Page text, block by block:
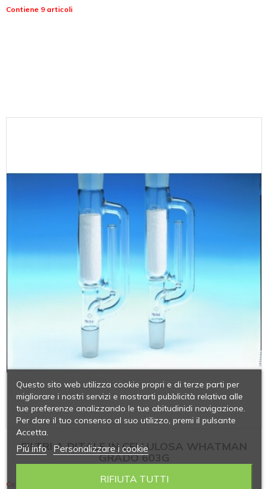
Contiene 9 articoli
FILTRI A DITALE IN CELLULOSA WHATMAN
GRADO 603G
Contiene 12 articoli
Questo sito web utilizza cookie propri e di terze parti per
migliorare i nostri servizi e mostrarti pubblicità relativa alle
tue preferenze analizzando le tue abitudinidi navigazione.
Per dare il tuo consenso al suo utilizzo, premi il pulsante
Accetta.
Piú info Personalizzare i cookie
RIFIUTA TUTTI